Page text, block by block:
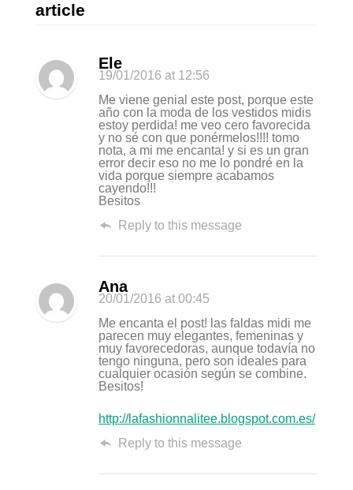
article
Ele
19/01/2016 at 12:56
Me viene genial este post, porque este
año con la moda de los vestidos midis
estoy perdida! me veo cero favorecida
y no sé con que ponérmelos!!!! tomo
nota, a mi me encanta! y si es un gran
error decir eso no me lo pondré en la
vida porque siempre acabamos
cayendo!!!
Besitos
Reply to this message
Ana
20/01/2016 at 00:45
Me encanta el post! las faldas midi me
parecen muy elegantes, femeninas y
muy favorecedoras, aunque todavía no
tengo ninguna, pero son ideales para
cualquier ocasión según se combine.
Besitos!
http://lafashionnalitee.blogspot.com.es/
Reply to this message